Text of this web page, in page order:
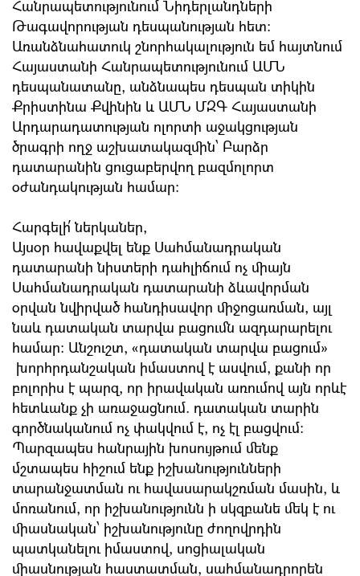
Հանրապետությունում Նիդերլանդների
Թագավորության դեսպանության հետ։
Առանձնահատուկ շնորհակալություն եմ հայտնում
Հայաստանի Հանրապետությունում ԱՄՆ
դեսպանատանը, անձնապես դեսպան տիկին
Քրիստինա Քվինին և ԱՄՆ ՄԶԳ Հայաստանի
Արդարադատության ոլորտի աջակցության
ծրագրի ողջ աշխատակազմին՝ Բարձր
դատարանին ցուցաբերվող բազմոլորտ
օժանդակության համար:
Հարգելի՛ ներկաներ,
Այսօր հավաքվել ենք Սահմանադրական
դատարանի նիստերի դահլիճում ոչ միայն
Սահմանադրական դատարանի ձևավորման
օրվան նվիրված հանդիսավոր միջոցառման, այլ
նաև դատական տարվա բացումն ազդարարելու
համար: Անշուշտ, դատական տարվա բացում
խորհրդանշական իմաստով է ասվում, քանի որ
բոլորիս է պարզ, որ իրավական առումով այն որևէ
հետևանք չի առաջացնում. դատական տարին
գործնականում ոչ փակվում է, ոչ էլ բացվում:
Պարզապես հանրային խոսույթում մենք
մշտապես հիշում ենք իշխանությունների
տարանջատման ու հավասարակշռման մասին, և
մոռանում, որ իշխանությունն ի սկզբանե մեկ է ու
միասնական՝ իշխանությունը ժողովրդին
պատկանելու իմաստով, սոցիալական
միասնության հաստատման, սահմանադրորեն